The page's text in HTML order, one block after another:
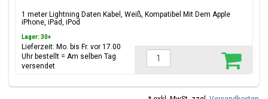
1 meter Lightning Daten Kabel, Weiß, Kompatibel Mit Dem Apple
iPhone, iPad, iPod
Lager: 30+
Lieferzeit: Mo. bis Fr. vor 17.00
Uhr bestellt = Am selben Tag
versendet